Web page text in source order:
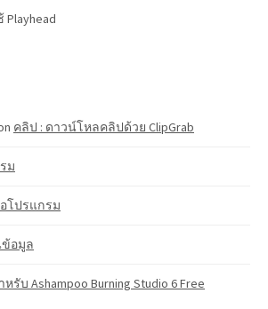
Playhead
คลิป : ดาวน์โหลคลิปด้วย ClipGrab
ม
โปรแกรม
ข้อมูล
รับ Ashampoo Burning Studio 6 Free